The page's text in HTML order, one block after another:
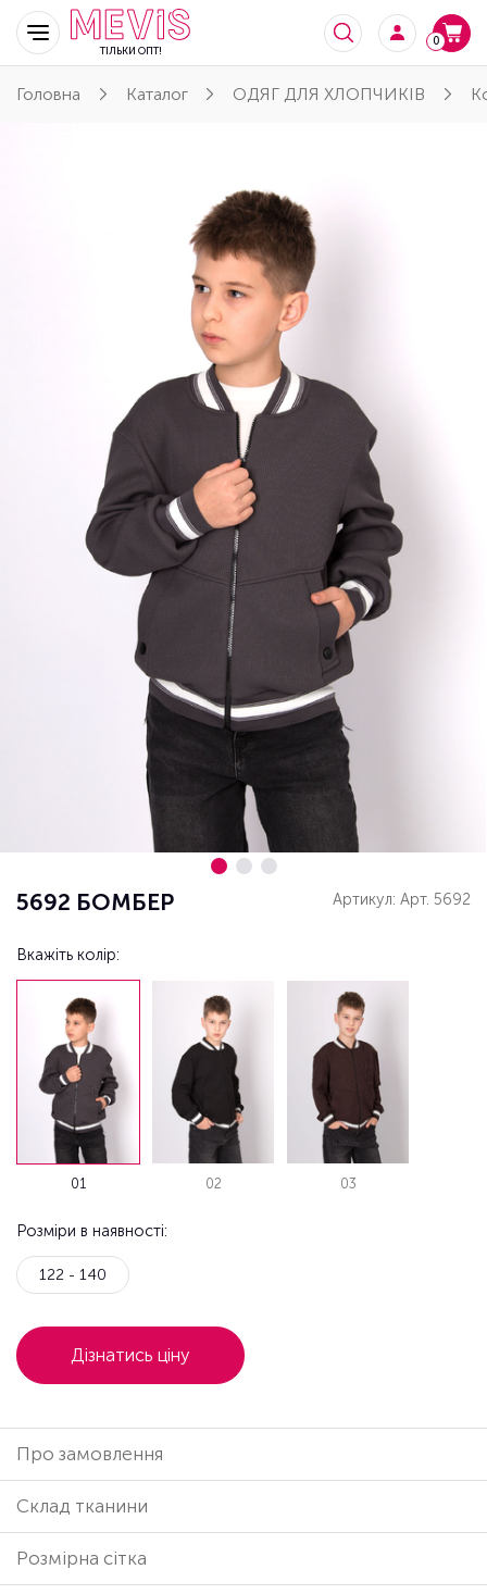
ТІЛЬКИ ОПТ!
0
Головна Каталог ОДЯГ ДЛЯ ХЛОПЧИКІВ
5692 БОМБЕР Артикул: Арт. 5692
Вкажіть колір:
01 02 03
Розміри в наявності:
122 - 140
Дізнатись ціну
Про замовлення
Cклад тканини
Розмірна сітка